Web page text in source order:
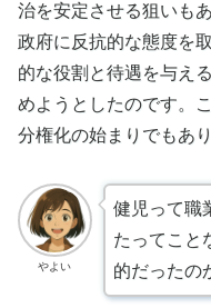
治を安定させる狙いも
政府に反抗的な態度を
的な役割と待遇を与え
めようとしたのです。
分権化の始まりでもあり
やよい
健児って職
たってこと
的だったの